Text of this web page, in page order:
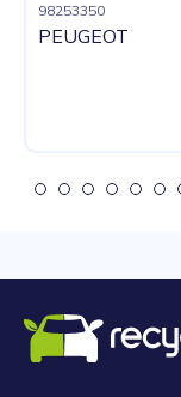
98253350
PEUGEOT